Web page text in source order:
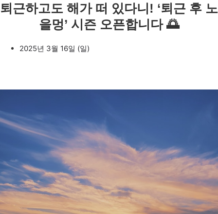
퇴근하고도 해가 떠 있다니! ‘퇴근 후 노
을멍’ 시즌 오픈합니다 🌅
2025년 3월 16일 (일)